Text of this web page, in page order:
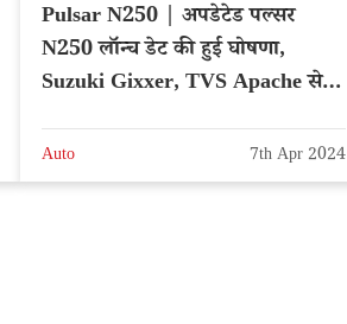
Pulsar N250 | अपडेटेड पल्सर
N250 लॉन्च डेट की हुई घोषणा,
Suzuki Gixxer, TVS Apache से
Auto 7th Apr 2024